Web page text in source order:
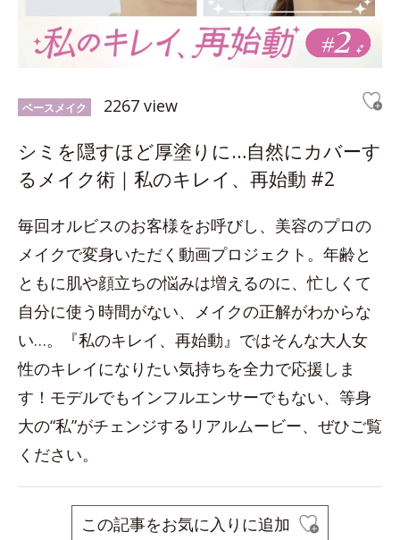
ベースメイク 2267 view
シミを隠すほど厚塗りに…自然にカバーす
るメイク術｜私のキレイ、再始動 #2
毎回オルビスのお客様をお呼びし、美容のプロの
メイクで変身いただく動画プロジェクト。年齢と
ともに肌や顔立ちの悩みは増えるのに、忙しくて
自分に使う時間がない、メイクの正解がわからな
い…。『私のキレイ、再始動』ではそんな大人女
性のキレイになりたい気持ちを全力で応援しま
す！モデルでもインフルエンサーでもない、等身
大の“私”がチェンジするリアルムービー、ぜひご覧
ください。
この記事をお気に入りに追加